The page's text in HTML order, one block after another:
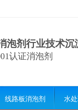
泡剂行业技术沉
认证消泡剂
线路板消泡剂 水